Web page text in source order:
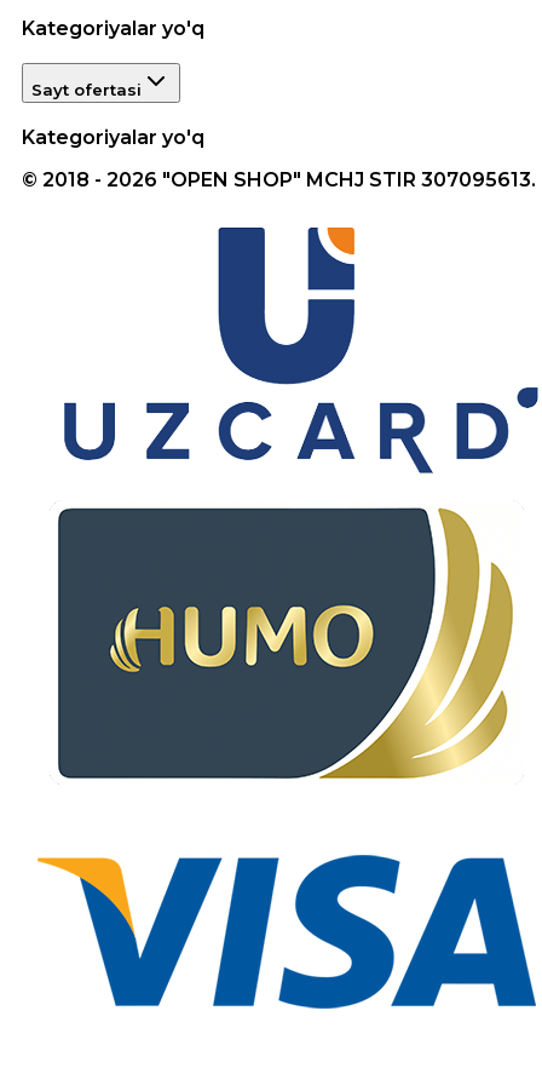
Kategoriyalar yo'q
Sayt ofertasi
Kategoriyalar yo'q
© 2018 - 2026 "OPEN SHOP" MCHJ STIR 307095613.